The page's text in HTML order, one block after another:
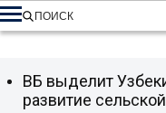
ПОИСК
ВБ выделит
развитие